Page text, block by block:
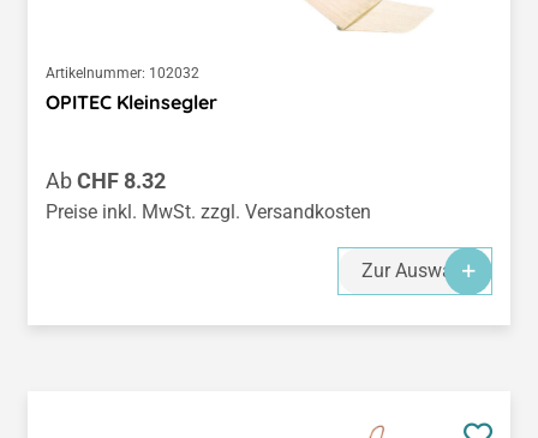
Artikelnummer: 102032
OPITEC Kleinsegler
Regulärer Preis:
AbCHF 8.32
Preise inkl. MwSt. zzgl. Versandkosten
Zur Auswahl